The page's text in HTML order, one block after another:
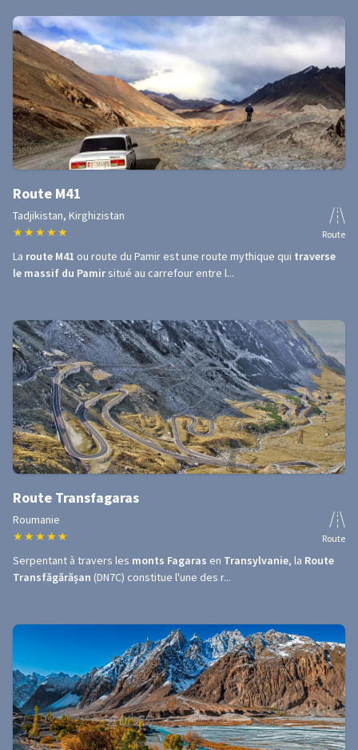
Route M41
Tadjikistan, Kirghizistan
★ ★ ★ ★ ★ Route
La route M41 ou route du Pamir est une route mythique qui traverse
le massif du Pamirsitué au carrefour entre l...
Route Transfagaras
Roumanie
★ ★ ★ ★ ★ Route
Serpentant à travers les monts Fagaras en Transylvanie, la Route
Transfăgărășan (DN7C) constitue l'une des r...